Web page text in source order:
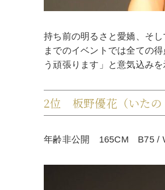
持ち前の明るさと愛嬌、そ
までのイベントでは全ての
う頑張ります」と意気込み
2位 板野優花（いたの
年齢非公開 165CM B75 /